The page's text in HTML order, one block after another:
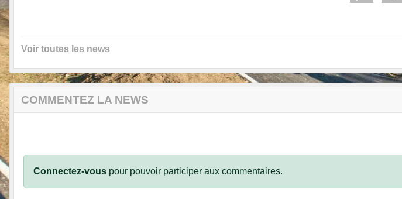
Voir toutes les news
COMMENTEZ LA NEWS
Connectez-vous pour pouvoir participer aux commentaires.